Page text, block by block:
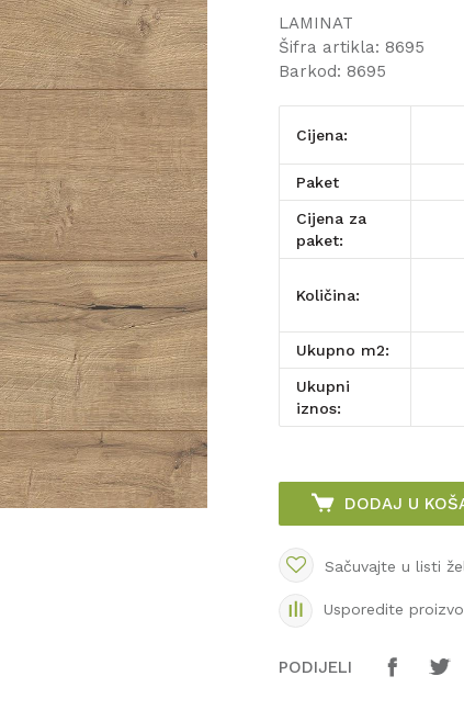
LAMINAT
Šifra artikla: 8695
Barkod: 8695
Cijena:
paket
Cijena za
paket:
Količina:
Ukupno m2:
Ukupni
iznos:
DODAJ U
Sačuvajte u listi
Usporedite
PODIJELI